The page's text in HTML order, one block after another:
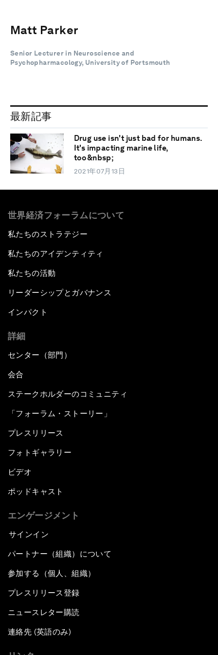
Matt Parker
Senior Lecturer in Neuroscience and
Psychopharmacology, University of Portsmouth
最新記事
Drug use isn't just bad for humans.
It's impacting marine life,
too&nbsp;
2021年07月13日
世界経済フォーラムについて
私たちのストラテジー
私たちのアイデンティティ
私たちの活動
リーダーシップとガバナンス
インパクト
詳細
センター（部門）
会合
ステークホルダーのコミュニティ
「フォーラム・ストーリー」
プレスリリース
フォトギャラリー
ビデオ
ポッドキャスト
エンゲージメント
サインイン
パートナー（組織）について
参加する（個人、組織）
プレスリリース登録
ニュースレター購読
連絡先 (英語のみ)